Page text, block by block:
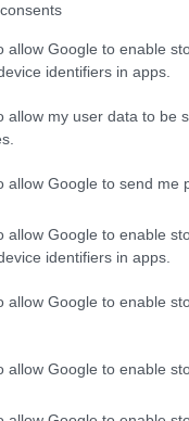
allow Google to enable
identifiers in apps.
allow my user data to be
allow Google to send me
allow Google to enable
identifiers in apps.
allow Google to enable
allow Google to enable
tartalomnak minősülnek, értük a
Részletek aFelhasználási feltételekben
rosszabbra számítottam).
aki hajlandó lenne
meg eleve amikor
lehet anyagi és egyéb
vége!